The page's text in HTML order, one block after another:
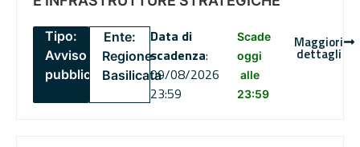
Tipo:
Avviso
pubblico
Ente:
Regione
Basilicata
Data di
scadenza:
09/08/2026
23:59
Scade
oggi
alle
23:59
Maggiori
dettagli